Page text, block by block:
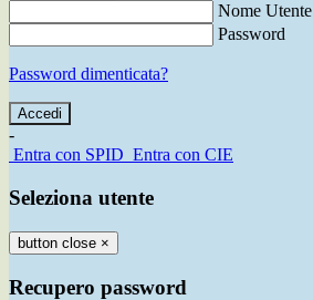
Nome Utente
Password
Password dimenticata?
-
Entra con SPID Entra con CIE
Seleziona utente
button close ×
Recupero password